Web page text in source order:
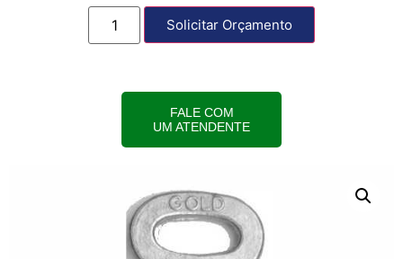
Solicitar Orçamento
FALE COM
UM ATENDENTE